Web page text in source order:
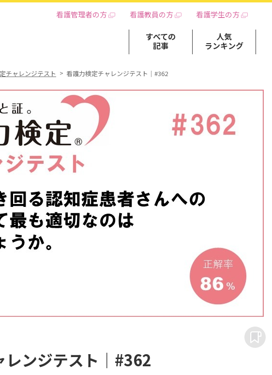
看護管理者の方 看護教員の方 看護学生の方
すべての
記事
人気
ランキング
チャレンジテスト 看護力検定チャレンジテスト｜#362
レンジテスト｜#362